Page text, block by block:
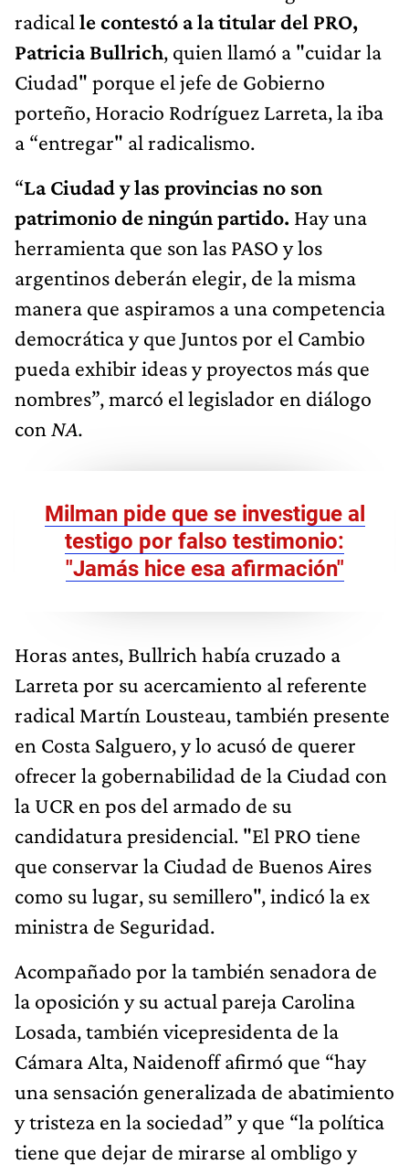
radical le contestó a la titular del PRO,
Patricia Bullrich, quien llamó a "cuidar la
Ciudad" porque el jefe de Gobierno
porteño, Horacio Rodríguez Larreta, la iba
a “entregar" al radicalismo.
“La Ciudad y las provincias no son
patrimonio de ningún partido. Hay una
herramienta que son las PASO y los
argentinos deberán elegir, de la misma
manera que aspiramos a una competencia
democrática y que Juntos por el Cambio
pueda exhibir ideas y proyectos más que
nombres”, marcó el legislador en diálogo
con NA.
Milman pide que se investigue al
testigo por falso testimonio:
"Jamás hice esa afirmación"
Horas antes, Bullrich había cruzado a
Larreta por su acercamiento al referente
radical Martín Lousteau, también presente
en Costa Salguero, y lo acusó de querer
ofrecer la gobernabilidad de la Ciudad con
la UCR en pos del armado de su
candidatura presidencial. "El PRO tiene
que conservar la Ciudad de Buenos Aires
como su lugar, su semillero", indicó la ex
ministra de Seguridad.
Acompañado por la también senadora de
la oposición y su actual pareja Carolina
Losada, también vicepresidenta de la
Cámara Alta, Naidenoff afirmó que “hay
una sensación generalizada de abatimiento
y tristeza en la sociedad” y que “la política
tiene que dejar de mirarse al ombligo y